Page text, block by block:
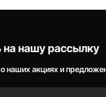
нашу рассылку
наших акциях и